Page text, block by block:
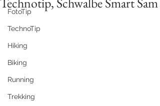
FotoTip
TechnoTip
Hiking
Biking
Running
Trekking